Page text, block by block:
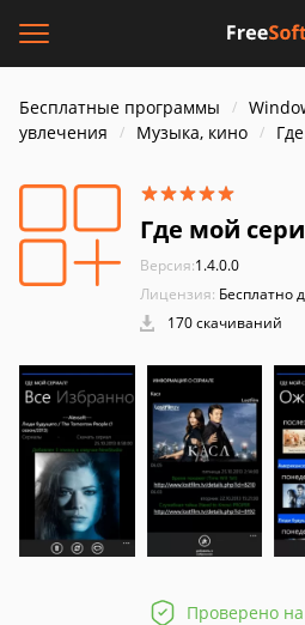
Бесплатные программы
увлечения
Музыка, кино
Где мой
Версия:1.4.0.0
Лицензия: Бесплатно
170 скачиваний
Проверено